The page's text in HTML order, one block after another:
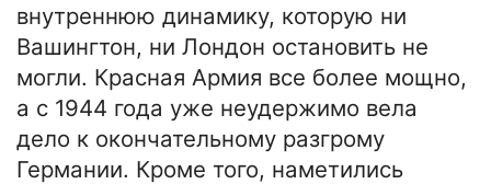
внутреннюю динамику, которую ни
Вашингтон, ни Лондон остановить не
могли. Красная Армия все более мощно,
а с 1944 года уже неудержимо вела
дело к окончательному разгрому
Германии. Кроме того, наметились